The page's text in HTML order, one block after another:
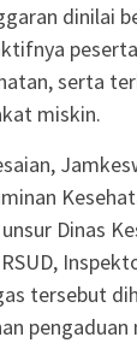
dinilai
serta
miskin.
Dinas
tersebut